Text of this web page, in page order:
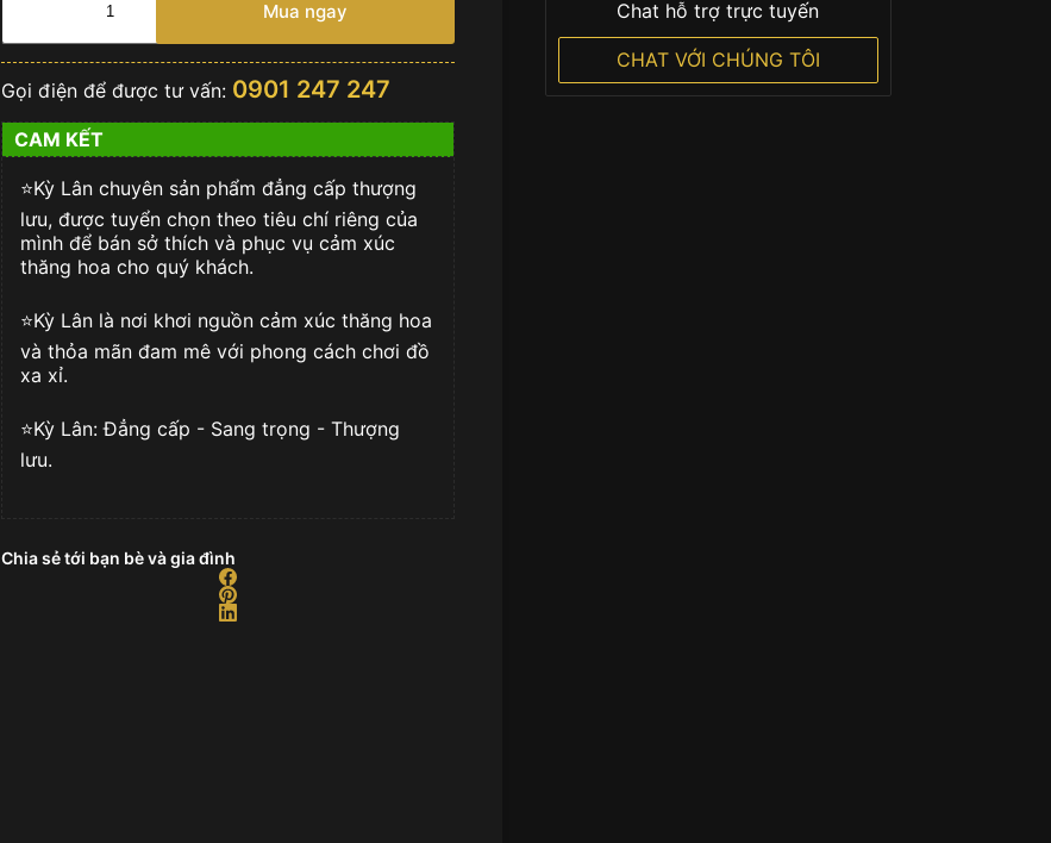
du
Diamant
đỏ
ruby
5308
lượng
Mua ngay
Gọi điện để được tư vấn: 0901 247 247
CAM KẾT
⭐️Kỳ Lân chuyên sản phẩm đẳng cấp thượng
lưu, được tuyển chọn theo tiêu chí riêng của
mình để bán sở thích và phục vụ cảm xúc
thăng hoa cho quý khách.
⭐️Kỳ Lân là nơi khơi nguồn cảm xúc thăng hoa
và thỏa mãn đam mê với phong cách chơi đồ
xa xỉ.
⭐️Kỳ Lân: Đẳng cấp - Sang trọng - Thượng
lưu.
Chia sẻ tới bạn bè và gia đình
Chat hỗ trợ trực tuyến
CHAT VỚI CHÚNG TÔI